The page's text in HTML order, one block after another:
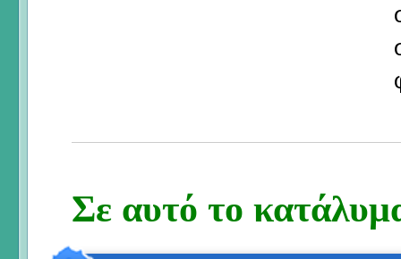
Σε αυτό το